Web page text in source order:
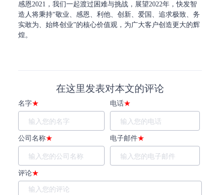
感恩2021，我们一起渡过困难与挑战，展望2022年，快发智
造人将秉持“敬业、感恩、利他、创新、爱国、追求极致、务
实敢为、始终创业”的核心价值观，为广大客户创造更大的辉
煌。
在这里发表对本文的评论
名字★
公司名称★
电话★
电子邮件★
评论★